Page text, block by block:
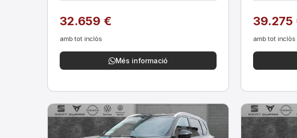
32.659 €
amb tot inclòs
Més informació
39.275
amb tot inclòs